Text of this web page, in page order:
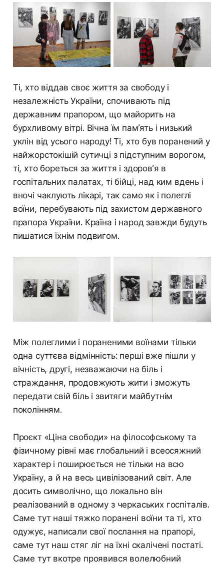
Ті, хто віддав своє життя за свободу і
незалежність України, спочивають під
державним прапором, що майорить на
бурхливому вітрі. Вічна їм пам’ять і низький
уклін від усього народу! Ті, хто був поранений у
найжорстокішій сутичці з підступним ворогом,
ті, хто бореться за життя і здоров’я в
госпітальних палатах, ті бійці, над ким вдень і
вночі чаклують лікарі, так само як і полеглі
воїни, перебувають під захистом державного
прапора України. Країна і народ завжди будуть
пишатися їхнім подвигом.
Між полеглими і пораненими воїнами тільки
одна суттєва відмінність: перші вже пішли у
вічність, другі, незважаючи на біль і
страждання, продовжують жити і зможуть
передати свій біль і звитяги майбутнім
поколінням.
Проєкт «Ціна свободи» на філософському та
фізичному рівні має глобальний і всеосяжний
характер і поширюється не тільки на всю
Україну, а й на весь цивілізований світ. Але
досить символічно, що локально він
реалізований в одному з черкаських госпіталів.
Саме тут наші тяжко поранені воїни та ті, хто
одужує, написали свої послання на прапорі,
саме тут наш стяг ліг на їхні скалічені постаті.
Саме тут вкотре проявився волелюбний